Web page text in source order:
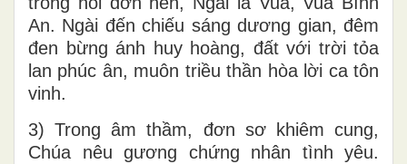
An. Ngài đến chiếu sáng dương gian, đêm
đen bừng ánh huy hoàng, đất với trời tỏa
lan phúc ân, muôn triều thần hòa lời ca tôn
vinh.
3) Trong âm thầm, đơn sơ khiêm cung,
Chúa nêu gương chứng nhân tình yêu.